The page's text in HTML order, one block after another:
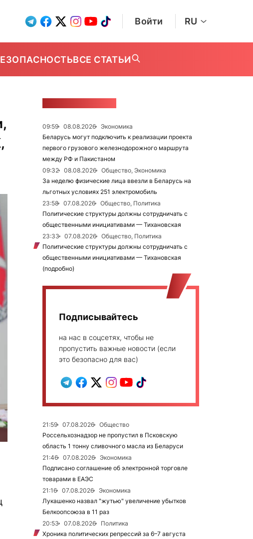
Войти RU
ВСЕ СТАТЬИ
09:59 08.08.2026
Экономика
Беларусь могут подключить к реализации проекта
первого грузового железнодорожного маршрута
между РФ и Пакистаном
09:32
08.08.2026
Общество, Экономика
За неделю физические лица ввезли в Беларусь на
льготных условиях 251 электромобиль
23:58
07.08.2026
Общество, Политика
Политические структуры должны сотрудничать с
общественными инициативами — Тихановская
23:33
07.08.2026
Общество, Политика
Политические структуры должны сотрудничать с
общественными инициативами — Тихановская
(подробно)
Подписывайтесь
на нас в соцсетях, чтобы не
пропустить важные новости (если
это безопасно для вас)
21:59 07.08.2026
Общество
Россельхознадзор не пропустил в Псковскую
область 1 тонну сливочного масла из Беларуси
21:46
07.08.2026
Экономика
Подписано соглашение об электронной торговле
товарами в ЕАЭС
21:16
07.08.2026
Экономика
Лукашенко назвал "жутью" увеличение убытков
Белкоопсоюза в 11 раз
20:53
07.08.2026
Политика
Хроника политических репрессий за 6–7 августа